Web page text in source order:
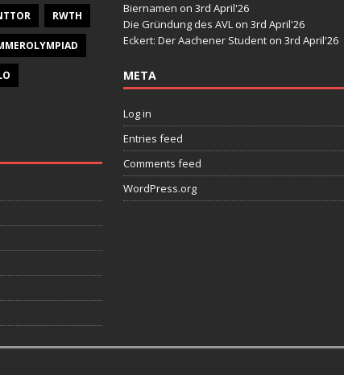
RWTH
Biernamen on 3rd April'26
Die Gründung des AVLon 3rd April'26
Eckert: Der Aachener Studenton 3rd April'26
META
Log in
Entries feed
Comments feed
WordPress.org